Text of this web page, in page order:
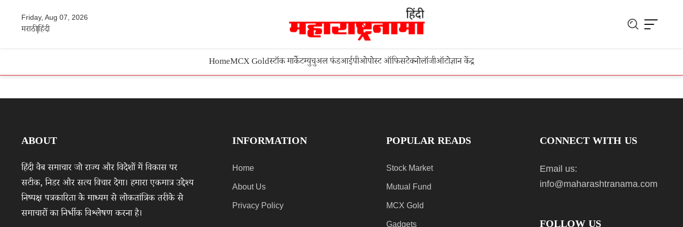
Friday, Aug 07, 2026
मराठीहिंदी
HomeMCX Goldस्टॉक मार्केटम्युचुअल फंडआईपीओपोस्ट ऑफिसटेक्नोलॉजीऑटोज्ञान केंद्र
ABOUT
हिंदी वेब समाचार जो राज्य और विदेशों में विकास पर
सटीक, निडर और सत्य विचार देगा। हमारा एकमात्र उद्देश्य
निष्पक्ष पत्रकारिता के माध्यम से लोकतांत्रिक तरीके से
समाचारों का निर्भीक विश्लेषण करना है।
INFORMATION
Home
About Us
Privacy Policy
POPULAR READS
Stock Market
Mutual Fund
MCX Gold
Gadgets
CONNECT WITH US
Email us:
info@maharashtranama.com